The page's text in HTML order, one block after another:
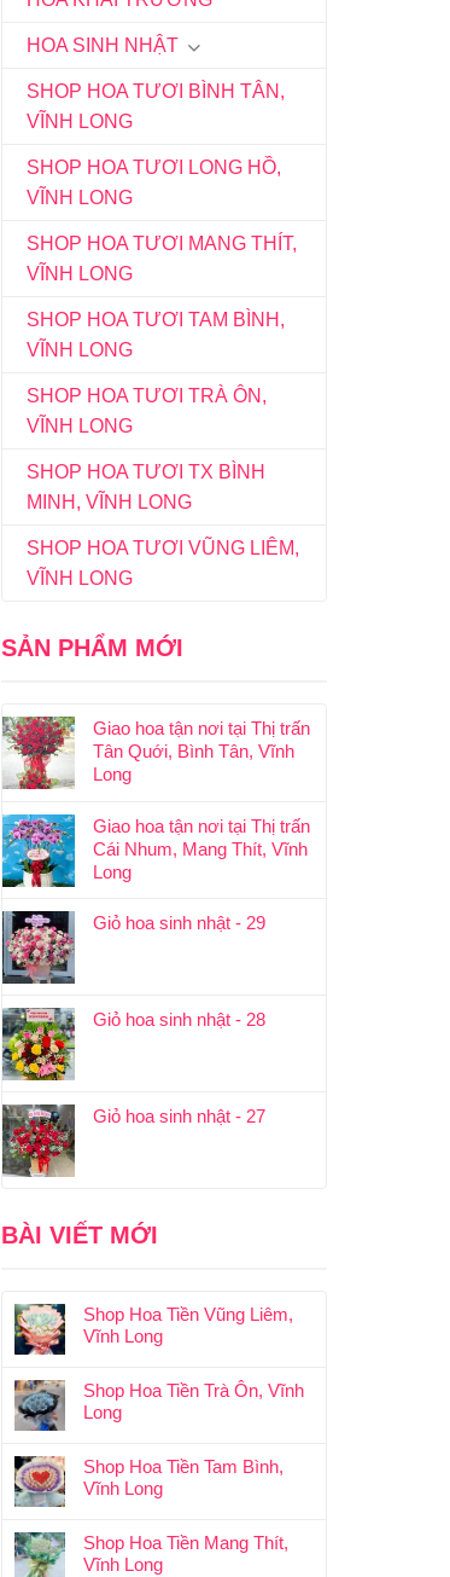
HOA SINH NHẬT
SHOP HOA TƯƠI BÌNH TÂN,
VĨNH LONG
SHOP HOA TƯƠI LONG HỒ,
VĨNH LONG
SHOP HOA TƯƠI MANG THÍT,
VĨNH LONG
SHOP HOA TƯƠI TAM BÌNH,
VĨNH LONG
SHOP HOA TƯƠI TRÀ ÔN,
VĨNH LONG
SHOP HOA TƯƠI TX BÌNH
MINH, VĨNH LONG
SHOP HOA TƯƠI VŨNG LIÊM,
VĨNH LONG
SẢN PHẨM MỚI
Giao hoa tận nơi tại Thị trấn
Tân Quới, Bình Tân, Vĩnh
Long
Giao hoa tận nơi tại Thị trấn
Cái Nhum, Mang Thít, Vĩnh
Long
Giỏ hoa sinh nhật - 29
Giỏ hoa sinh nhật - 28
Giỏ hoa sinh nhật - 27
BÀI VIẾT MỚI
Shop Hoa Tiền Vũng Liêm,
Vĩnh Long
Shop Hoa Tiền Trà Ôn, Vĩnh
Long
Shop Hoa Tiền Tam Bình,
Vĩnh Long
Shop Hoa Tiền Mang Thít,
Vĩnh Long